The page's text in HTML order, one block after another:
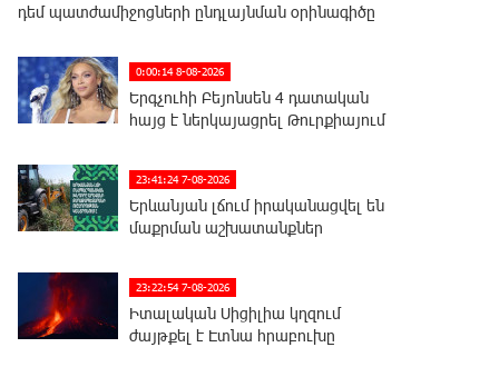
դեմ պատժամիջոցների ընդլայնման օրինագիծը
0:00:14 8-08-2026
Երգչուհի Բեյոնսեն ​​4 դատական
հայց է ներկայացրել Թուրքիայում
23:41:24 7-08-2026
Երևանյան լճում իրականացվել են
մաքրման աշխատանքներ
23:22:54 7-08-2026
Իտալական Սիցիլիա կղզում
ժայթքել է Էտնա հրաբուխը